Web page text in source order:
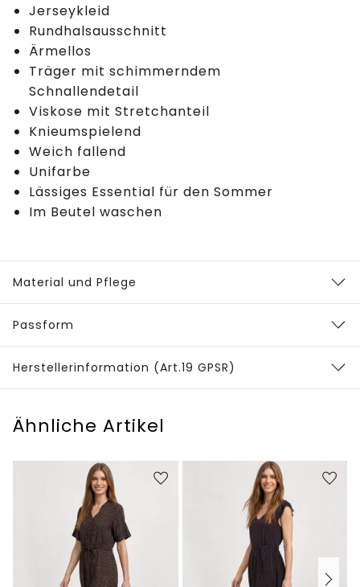
Jerseykleid
Rundhalsausschnitt
Ärmellos
Träger mit schimmerndem
Schnallendetail
Viskose mit Stretchanteil
Knieumspielend
Weich fallend
Unifarbe
Lässiges Essential für den Sommer
Im Beutel waschen
Material und Pflege
Passform
Herstellerinformation (Art.19 GPSR)
Ähnliche Artikel